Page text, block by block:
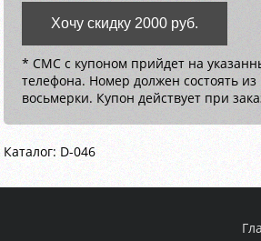
Хочу скидку 2000 руб.
* СМС с купоном прийдет на
телефона. Номер должен состоять
восьмерки. Купон действует при
Каталог: D-046